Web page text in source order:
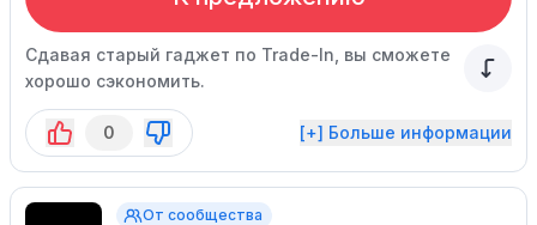
Сдавая старый гаджет по Trade-In, вы сможете
хорошо сэкономить.
0 [+] Больше информации
От сообщества